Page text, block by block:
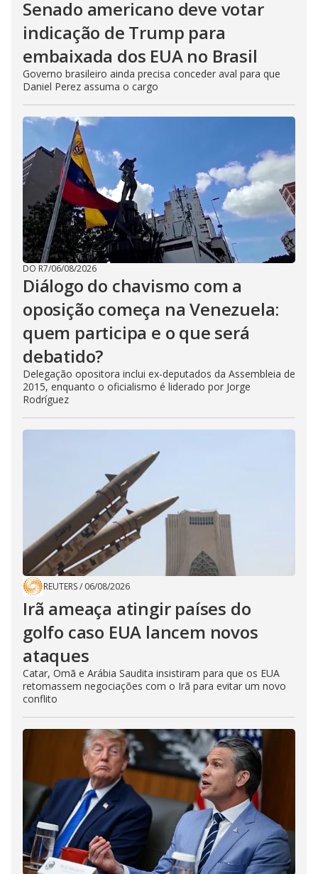
Senado americano deve votar
indicação de Trump para
embaixada dos EUA no Brasil
Governo brasileiro ainda precisa conceder aval para que
Daniel Perez assuma o cargo
DO R7/06/08/2026
Diálogo do chavismo com a
oposição começa na Venezuela:
quem participa e o que será
debatido?
Delegação opositora inclui ex-deputados da Assembleia de
2015, enquanto o oficialismo é liderado por Jorge
Rodríguez
REUTERS/ 06/08/2026
Irã ameaça atingir países do
golfo caso EUA lancem novos
ataques
Catar, Omã e Arábia Saudita insistiram para que os EUA
retomassem negociações com o Irã para evitar um novo
conflito